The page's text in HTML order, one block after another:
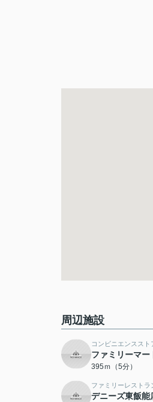
周辺施設
コンビニエンススト
ファミリーマー
395ｍ（5分）
ファミリーレストラ
デニーズ東飯能